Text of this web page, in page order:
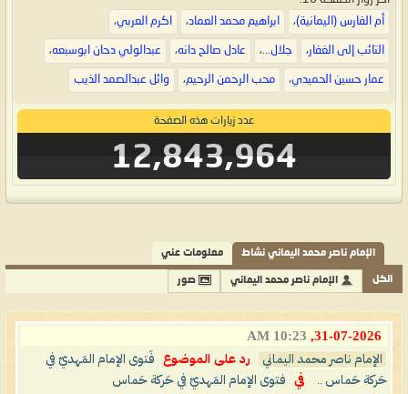
أم الفارس (اليمانية)، ابراهيم محمد العماد، اكرم العربي،
التائب إلى الغفار، جلال...، عادل صالح دانه، عبدالولي دحان ابوسبعه،
عمار حسين الحميدي، محب الرحمن الرحيم، وائل عبدالصمد الذيب
عدد زيارات هذه الصفحة
12,843,964
الإمام ناصر محمد اليماني نشاط معلومات عني
الكل الإمام ناصر محمد اليماني صور
31-07-2026,
10:23 AM
الإمام ناصر محمد اليماني رد على الموضوع
فَتوى الإمام المَهديّ في
حَركة حَماس ..
في فتوى الإمام المَهديّ في حَركة حَماس